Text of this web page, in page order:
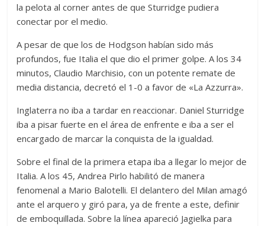
la pelota al corner antes de que Sturridge pudiera
conectar por el medio.
A pesar de que los de Hodgson habían sido más
profundos, fue Italia el que dio el primer golpe. A los 34
minutos, Claudio Marchisio, con un potente remate de
media distancia, decretó el 1-0 a favor de «La Azzurra».
Inglaterra no iba a tardar en reaccionar. Daniel Sturridge
iba a pisar fuerte en el área de enfrente e iba a ser el
encargado de marcar la conquista de la igualdad.
Sobre el final de la primera etapa iba a llegar lo mejor de
Italia. A los 45, Andrea Pirlo habilitó de manera
fenomenal a Mario Balotelli. El delantero del Milan amagó
ante el arquero y giró para, ya de frente a este, definir
de emboquillada. Sobre la línea apareció Jagielka para